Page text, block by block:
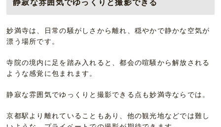
静寂な雰囲気でゆっくりと撮影できる
妙満寺は、日常の騒がしさから離れ、穏やかで静かな空気が
漂う場所です。
寺院の境内に足を踏み入れると、都会の喧騒から解放される
ような感覚に包まれます。
静寂な雰囲気でゆっくりと撮影できる点も妙満寺ならでは。
京都駅より離れていることもあり、他の観光地などでは難し